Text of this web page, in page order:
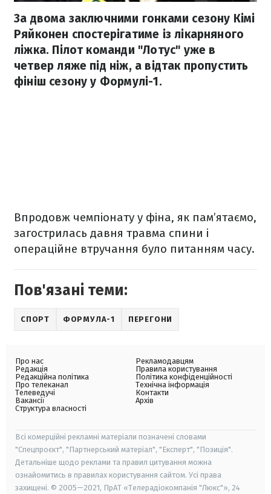
За двома заключними гонками сезону Кімі
Ряйконен спостерігатиме із лікарняного
ліжка. Пілот команди "Лотус" уже в
четвер ляже під ніж, а відтак пропустить
фініш сезону у Формулі-1.
Впродовж чемпіонату у фіна, як пам’ятаємо,
загострилась давня травма спини і
операційне втручання було питанням часу.
Пов'язані теми:
СПОРТ ФОРМУЛА-1 ПЕРЕГОНИ
Про нас
Редакція
Редакційна політика
Про телеканал
Телеведучі
Вакансії
Структура власності
Рекламодавцям
Правила користування
Політика конфіденційності
Технічна інформація
Контакти
Архів
Всі комерційні рекламні матеріали позначені словами
"Спецпроєкт", "Партнерський матеріал", "Експерт", "Позиція".
Детальніше щодо реклами та правил цитування можна
ознайомитись в правилах користування сайтом. Усі права
захищені. © 2005—2021, ПрАТ «Телерадіокомпанія "Люкс"», 24